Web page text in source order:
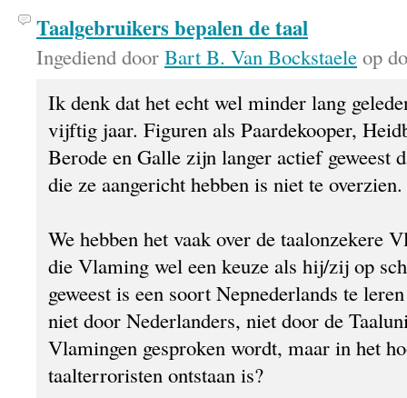
Taalgebruikers bepalen de taal
Ingediend door Bart B. Van Bockstaele op
Ik denk dat het echt wel minder lang
vijftig jaar. Figuren als Paardekooper,
Berode en Galle zijn langer actief geweest
die ze aangericht hebben is niet te overzien.
We hebben het vaak over de taalonzekere
die Vlaming wel een keuze als hij/zij op
geweest is een soort Nepnederlands te
niet door Nederlanders, niet door de
Vlamingen gesproken wordt, maar in het
taalterroristen ontstaan is?